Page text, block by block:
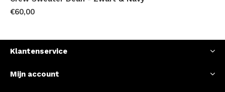
€60,00
Klantenservice
Mijn account